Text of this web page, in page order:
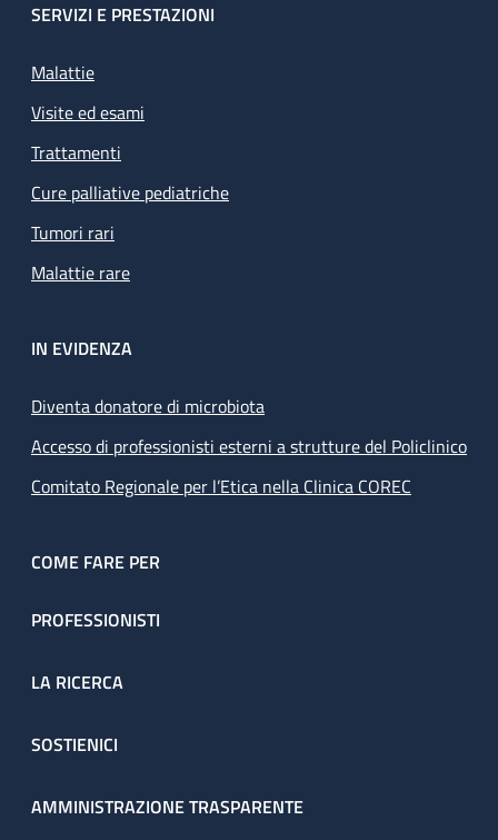
SERVIZI E PRESTAZIONI
Malattie
Visite ed esami
Trattamenti
Cure palliative pediatriche
Tumori rari
Malattie rare
IN EVIDENZA
Diventa donatore di microbiota
Accesso di professionisti esterni a strutture del Policlinico
Comitato Regionale per l’Etica nella Clinica COREC
COME FARE PER
PROFESSIONISTI
LA RICERCA
SOSTIENICI
AMMINISTRAZIONE TRASPARENTE